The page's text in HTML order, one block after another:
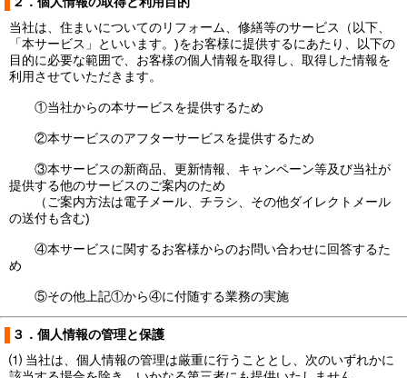
当社は、住まいについてのリフォーム、修繕等のサービス（以下、
「本サービス」といいます。)をお客様に提供するにあたり、以下の
目的に必要な範囲で、お客様の個人情報を取得し、取得した情報を
利用させていただきます。
①当社からの本サービスを提供するため
②本サービスのアフターサービスを提供するため
③本サービスの新商品、更新情報、キャンペーン等及び当社が
提供する他のサービスのご案内のため
（ご案内方法は電子メール、チラシ、その他ダイレクトメール
の送付も含む)
④本サービスに関するお客様からのお問い合わせに回答するた
め
⑤その他上記①から④に付随する業務の実施
３．個人情報の管理と保護
⑴ 当社は、個人情報の管理は厳重に行うこととし、次のいずれかに